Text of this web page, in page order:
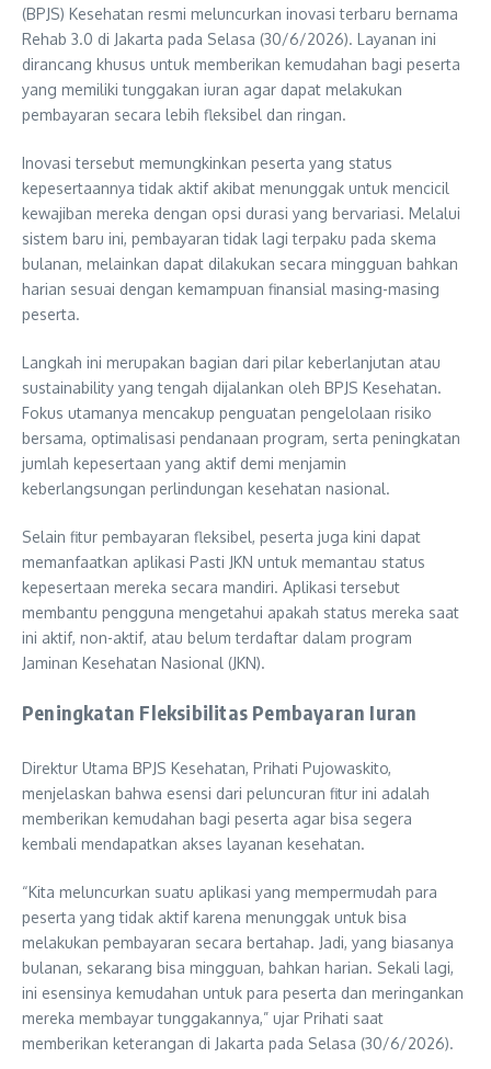
(BPJS) Kesehatan resmi meluncurkan inovasi terbaru bernama
Rehab 3.0 di Jakarta pada Selasa (30/6/2026). Layanan ini
dirancang khusus untuk memberikan kemudahan bagi peserta
yang memiliki tunggakan iuran agar dapat melakukan
pembayaran secara lebih fleksibel dan ringan.
Inovasi tersebut memungkinkan peserta yang status
kepesertaannya tidak aktif akibat menunggak untuk mencicil
kewajiban mereka dengan opsi durasi yang bervariasi. Melalui
sistem baru ini, pembayaran tidak lagi terpaku pada skema
bulanan, melainkan dapat dilakukan secara mingguan bahkan
harian sesuai dengan kemampuan finansial masing-masing
peserta.
Langkah ini merupakan bagian dari pilar keberlanjutan atau
sustainability yang tengah dijalankan oleh BPJS Kesehatan.
Fokus utamanya mencakup penguatan pengelolaan risiko
bersama, optimalisasi pendanaan program, serta peningkatan
jumlah kepesertaan yang aktif demi menjamin
keberlangsungan perlindungan kesehatan nasional.
Selain fitur pembayaran fleksibel, peserta juga kini dapat
memanfaatkan aplikasi Pasti JKN untuk memantau status
kepesertaan mereka secara mandiri. Aplikasi tersebut
membantu pengguna mengetahui apakah status mereka saat
ini aktif, non-aktif, atau belum terdaftar dalam program
Jaminan Kesehatan Nasional (JKN).
Peningkatan Fleksibilitas Pembayaran Iuran
Direktur Utama BPJS Kesehatan, Prihati Pujowaskito,
menjelaskan bahwa esensi dari peluncuran fitur ini adalah
memberikan kemudahan bagi peserta agar bisa segera
kembali mendapatkan akses layanan kesehatan.
“Kita meluncurkan suatu aplikasi yang mempermudah para
peserta yang tidak aktif karena menunggak untuk bisa
melakukan pembayaran secara bertahap. Jadi, yang biasanya
bulanan, sekarang bisa mingguan, bahkan harian. Sekali lagi,
ini esensinya kemudahan untuk para peserta dan meringankan
mereka membayar tunggakannya,” ujar Prihati saat
memberikan keterangan di Jakarta pada Selasa (30/6/2026).